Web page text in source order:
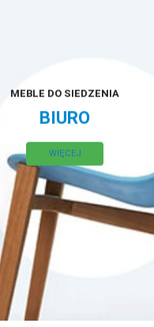
MEBLE DO SIEDZENIA
BIURO
WIĘCEJ